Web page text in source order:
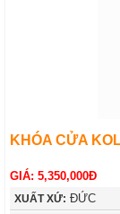
KHÓA CỬA
GIÁ: 5,350,000Đ
XUẤT XỨ: ĐỨC